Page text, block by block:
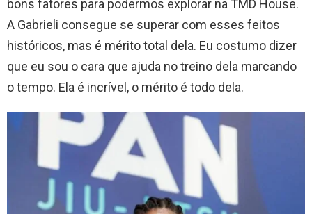
bons fatores para podermos explorar na TMD House.
A Gabrieli consegue se superar com esses feitos
históricos, mas é mérito total dela. Eu costumo dizer
que eu sou o cara que ajuda no treino dela marcando
o tempo. Ela é incrível, o mérito é todo dela.